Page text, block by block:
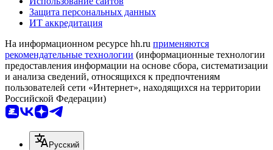
Защита персональных данных
ИТ аккредитация
На информационном ресурсе hh.ru применяются
рекомендательные технологии (информационные технологии
предоставления информации на основе сбора, систематизации
и анализа сведений, относящихся к предпочтениям
пользователей сети «Интернет», находящихся на территории
Российской Федерации)
Русский